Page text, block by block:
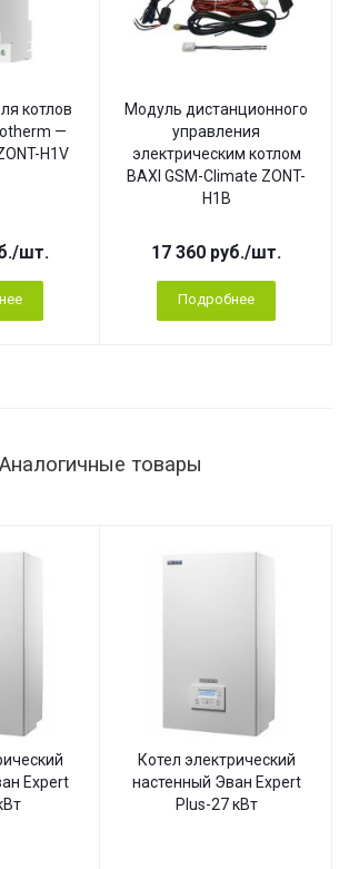
котлов
—
H1V
/шт.
Модуль дистанционного
управления
электрическим котлом
BAXI GSM-Climate ZONT-
H1B
17 360 руб./шт.
Подробнее
Аналогичные товары
Expert
Котел электрический
настенный Эван Expert
Plus-27 кВт